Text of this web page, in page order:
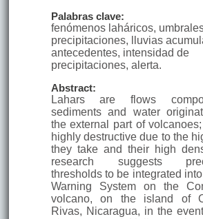
Palabras clave:
fenómenos laháricos,
precipitaciones, lluvias
antecedentes, intensidad de
precipitaciones, alerta.
Abstract:
Lahars are flows
sediments and water
the external part of
highly destructive due to the
they take and their high
research suggests
thresholds to be integrated
Warning System on the
volcano, on the island of
Rivas, Nicaragua, in the